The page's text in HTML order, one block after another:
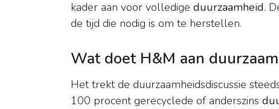
kader aan voor volledige duurzaamheid.
de tijd die nodig is om te herstellen.
Wat doet H&M aan
Het trekt de duurzaamheidsdiscussie
100 procent gerecyclede of anderszins